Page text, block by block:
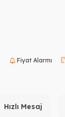
Fiyat Alarmı
Hızlı Mesaj